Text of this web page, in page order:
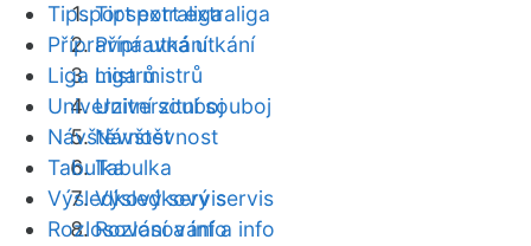
Tipsport extraliga
Přípravná utkání
Liga mistrů
Univerzitní souboj
Návštěvnost
Tabulka
Výsledkový servis
Rozlosování a info
Tipsport extraliga
Přípravná utkání
Liga mistrů
Univerzitní souboj
Návštěvnost
Tabulka
Výsledkový servis
Rozlosování a info